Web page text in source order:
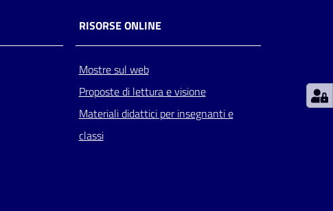
RISORSE ONLINE
Mostre sul web
Proposte di lettura e visione
Materiali didattici per insegnanti e
classi